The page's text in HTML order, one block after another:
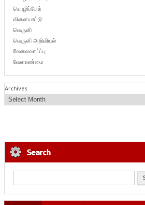
மொழிப்போர்
விளையாட்டு
வெருளி
வெருளி அறிவியல்
வேலைவாய்ப்பு
வேளாண்மை
Archives
Search